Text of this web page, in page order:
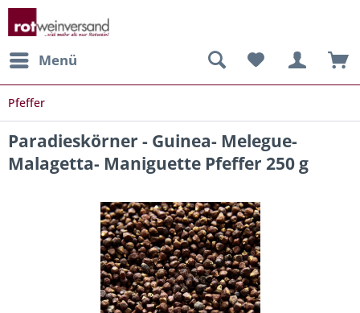
Menü
Pfeffer
Paradieskörner - Guinea- Melegue-
Malagetta- Maniguette Pfeffer 250 g